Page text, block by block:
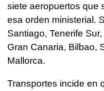
siete aeropuertos que
esa orden ministerial.
Santiago, Tenerife
Gran Canaria, Bilbao,
Mallorca.
Transportes incide en